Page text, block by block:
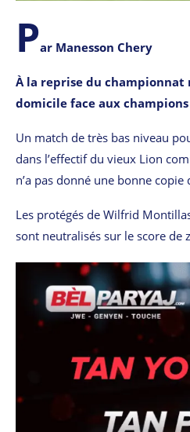
Par Manesson Chery
À la reprise du championnat
domicile face aux
Un match de très bas niveau
dans l’effectif du vieux Lion
n’a pas donné une bonne copie
Les protégés de Wilfrid
sont neutralisés sur le score de